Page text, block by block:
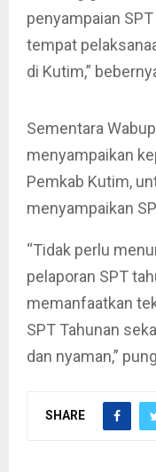
penyampaian SPT
tempat
di Kutim,”
Sementara
menyampaikan
Pemkab Kutim,
menyampaikan
“Tidak perlu
pelaporan SPT
memanfaatkan
SPT Tahunan
dan nyaman,”
SHARE